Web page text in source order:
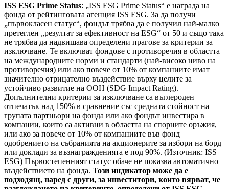
ISS ESG Prime Status: „ISS ESG Prime Status“ е награда на
фонда от рейтинговата агенция ISS ESG. За да получи
„първокласен статус“, фондът трябва да е получил най-малко
претеглен „резултат за ефективност на ESG“ от 50 и също така
не трябва да надвишава определени прагове за критерии за
изключване. Те включват фондове с противоречия в областта
на международните норми и стандарти (най-високо ниво на
противоречия) или ако повече от 10% от компаниите имат
значително отрицателно въздействие върху целите за
устойчиво развитие на ООН (SDG Impact Rating).
Допълнителни критерии за изключване са въглероден
отпечатък над 150% в сравнение със средната стойност на
групата партньори на фонда или ако фондът инвестира в
компании, които са активни в областта на спорните оръжия,
или ако за повече от 10% от компаниите във фонд
одобрението на събранията на акционерите за избори на борд
или доклади за възнагражденията е под 90%. (Източник: ISS
ESG) Първостепенният статус обаче не показва автоматично
въздействието на фонда. Този индикатор може да е
подходящ, наред с други, за инвеститори, които вярват, че